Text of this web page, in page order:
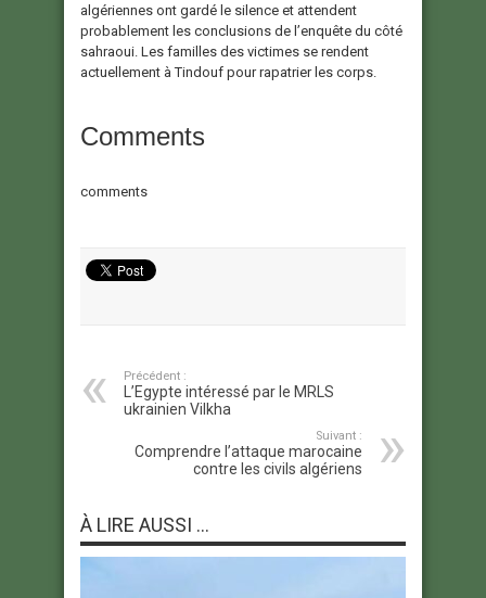
algériennes ont gardé le silence et attendent
probablement les conclusions de l’enquête du côté
sahraoui. Les familles des victimes se rendent
actuellement à Tindouf pour rapatrier les corps.
Comments
comments
Précédent :
L’Egypte intéressé par le MRLS
ukrainien Vilkha
Suivant :
Comprendre l’attaque marocaine
contre les civils algériens
À LIRE AUSSI ...